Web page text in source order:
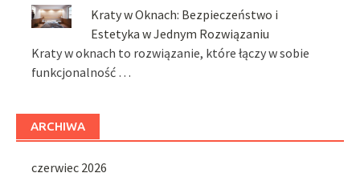
Kraty w Oknach: Bezpieczeństwo i
Estetyka w Jednym Rozwiązaniu
Kraty w oknach to rozwiązanie, które łączy w sobie
funkcjonalność …
ARCHIWA
czerwiec 2026